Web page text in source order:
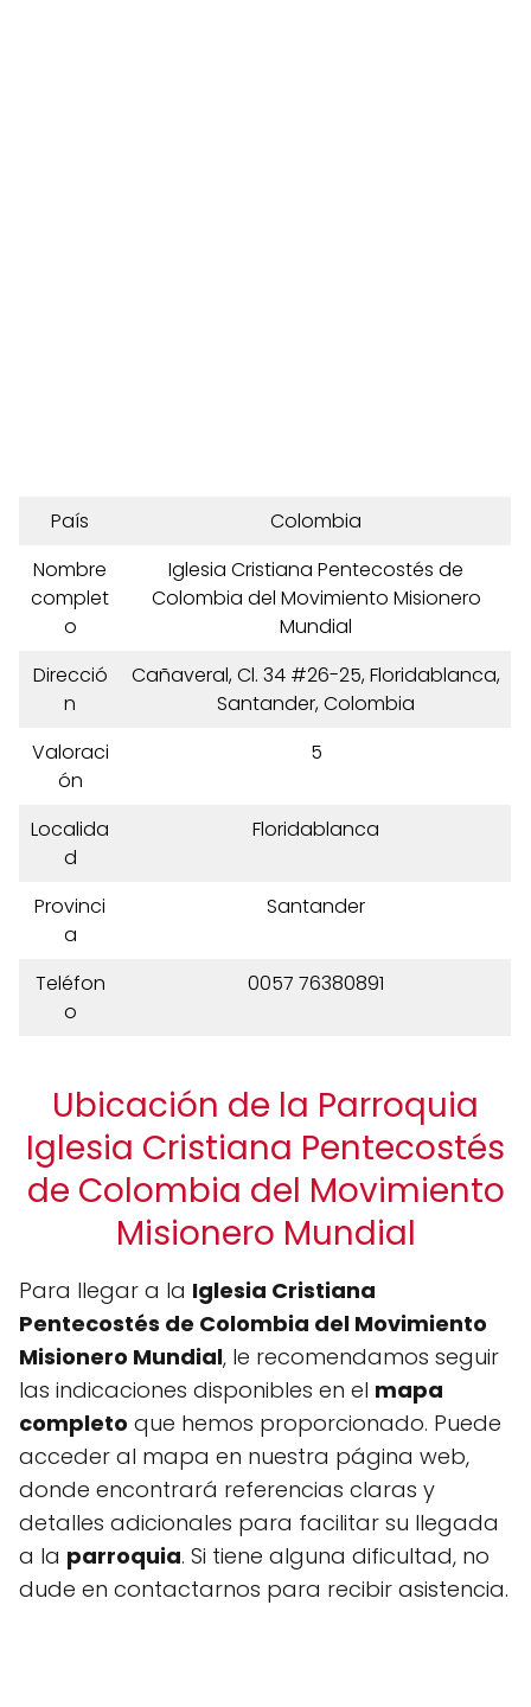
País
Colombia
Nombre
complet
o
Iglesia Cristiana Pentecostés de
Colombia del Movimiento Misionero
Mundial
Direcció
n
Cañaveral, Cl. 34 #26-25, Floridablanca,
Santander, Colombia
Valoraci
ón
5
Localida
d
Floridablanca
Provinci
a
Santander
Teléfon
o
0057 76380891
Ubicación de la Parroquia
Iglesia Cristiana Pentecostés
de Colombia del Movimiento
Misionero Mundial
Para llegar a la Iglesia Cristiana
Pentecostés de Colombia del Movimiento
Misionero Mundial, le recomendamos seguir
las indicaciones disponibles en el mapa
completo que hemos proporcionado. Puede
acceder al mapa en nuestra página web,
donde encontrará referencias claras y
detalles adicionales para facilitar su llegada
a la parroquia. Si tiene alguna dificultad, no
dude en contactarnos para recibir asistencia.